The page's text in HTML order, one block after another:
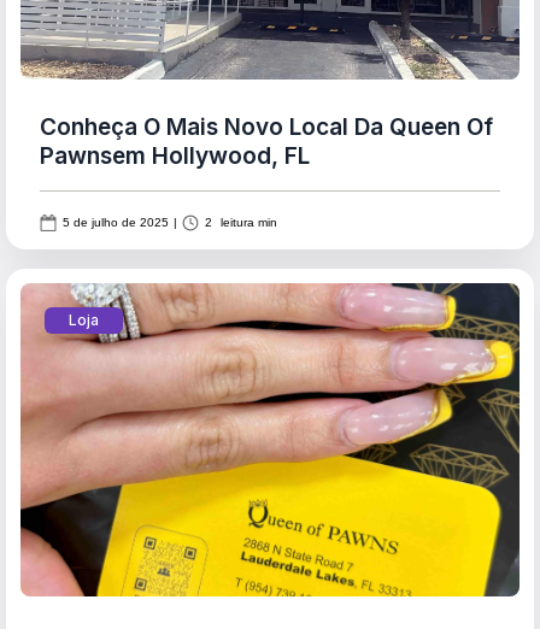
Conheça O Mais Novo Local Da Queen Of
Pawnsem Hollywood, FL
5 de julho de 2025 2 leitura min
Loja